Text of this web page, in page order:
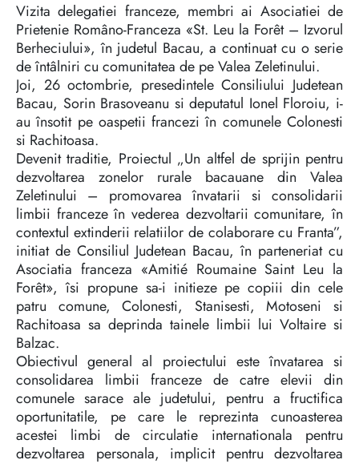
Vizita delegatiei franceze, membri ai Asociatiei de
Prietenie Româno-Franceza «St. Leu la Forêt – Izvorul
Berheciului», în judetul Bacau, a continuat cu o serie
de întâlniri cu comunitatea de pe Valea Zeletinului.
Joi, 26 octombrie, presedintele Consiliului Judetean
Bacau, Sorin Brasoveanu si deputatul Ionel Floroiu, i-
au însotit pe oaspetii francezi în comunele Colonesti
si Rachitoasa.
Devenit traditie, Proiectul „Un altfel de sprijin pentru
dezvoltarea zonelor rurale bacauane din Valea
Zeletinului – promovarea învatarii si consolidarii
limbii franceze în vederea dezvoltarii comunitare, în
contextul extinderii relatiilor de colaborare cu Franta”,
initiat de Consiliul Judetean Bacau, în parteneriat cu
Asociatia franceza «Amitié Roumaine Saint Leu la
Forêt», îsi propune sa-i initieze pe copiii din cele
patru comune, Colonesti, Stanisesti, Motoseni si
Rachitoasa sa deprinda tainele limbii lui Voltaire si
Balzac.
Obiectivul general al proiectului este învatarea si
consolidarea limbii franceze de catre elevii din
comunele sarace ale judetului, pentru a fructifica
oportunitatile, pe care le reprezinta cunoasterea
acestei limbi de circulatie internationala pentru
dezvoltarea personala, implicit pentru dezvoltarea